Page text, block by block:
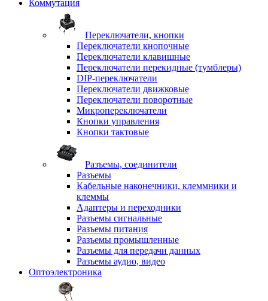
Коммутация
Переключатели, кнопки
Переключатели кнопочные
Переключатели клавишные
Переключатели перекидные (тумблеры)
DIP-переключатели
Переключатели движковые
Переключатели поворотные
Микропереключатели
Кнопки управления
Кнопки тактовые
Разъемы, соединители
Разъемы
Кабельные наконечники, клеммники и
клеммы
Адаптеры и переходники
Разъемы сигнальные
Разъемы питания
Разъемы промышленные
Разъемы для передачи данных
Разъемы аудио, видео
Оптоэлектроника